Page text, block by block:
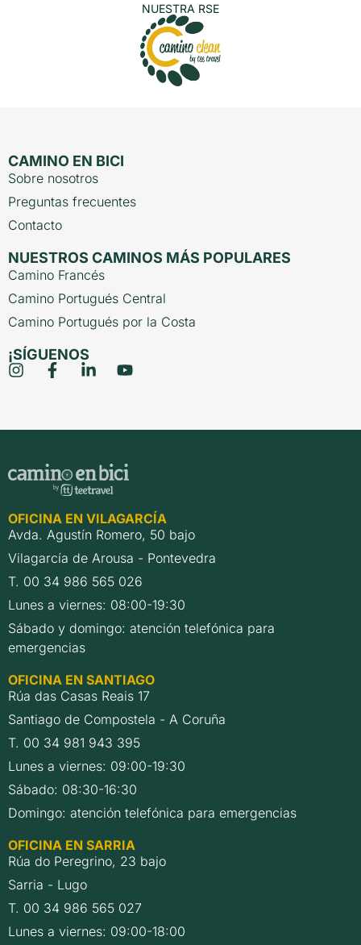
NUESTRA RSE
CAMINO EN BICI
Sobre nosotros
Preguntas frecuentes
Contacto
NUESTROS CAMINOS MÁS POPULARES
Camino Francés
Camino Portugués Central
Camino Portugués por la Costa
¡SÍGUENOS
OFICINA EN VILAGARCÍA
Avda. Agustín Romero, 50 bajo
Vilagarcía de Arousa - Pontevedra
T. 00 34 986 565 026
Lunes a viernes: 08:00-19:30
Sábado y domingo: atención telefónica para
emergencias
OFICINA EN SANTIAGO
Rúa das Casas Reais 17
Santiago de Compostela - A Coruña
T. 00 34 981 943 395
Lunes a viernes: 09:00-19:30
Sábado: 08:30-16:30
Domingo: atención telefónica para emergencias
OFICINA EN SARRIA
Rúa do Peregrino, 23 bajo
Sarria - Lugo
T. 00 34 986 565 027
Lunes a viernes: 09:00-18:00